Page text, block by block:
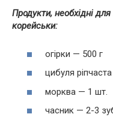
Продукти, необхідні для
корейськи:
огірки — 500 г
цибуля
морква — 1 шт.
часник — 2-3